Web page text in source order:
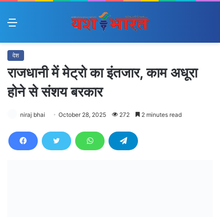
Menu
देश
राजधानी में मेट्रो का इंतजार, काम अधूरा
होने से संशय बरकार
niraj bhai October 28, 2025 272 2 minutes read